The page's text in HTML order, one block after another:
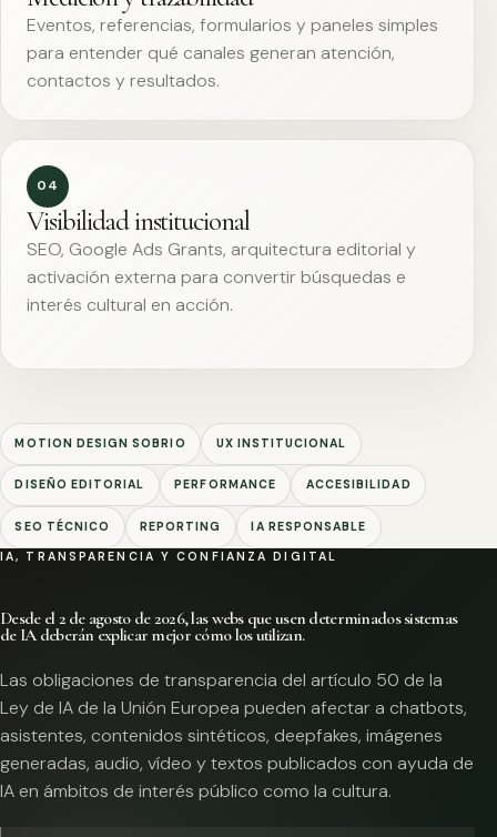
Eventos, referencias, formularios y paneles simples
para entender qué canales generan atención,
contactos y resultados.
04
Visibilidad institucional
SEO, Google Ads Grants, arquitectura editorial y
activación externa para convertir búsquedas e
interés cultural en acción.
MOTION DESIGN SOBRIO UX INSTITUCIONAL
DISEÑO EDITORIAL PERFORMANCE ACCESIBILIDAD
SEO TÉCNICO REPORTING IA RESPONSABLE
IA, TRANSPARENCIA Y CONFIANZA DIGITAL
Desde el 2 de agosto de 2026, las webs que usen determinados sistemas
de IA deberán explicar mejor cómo los utilizan.
Las obligaciones de transparencia del artículo 50 de la
Ley de IA de la Unión Europea pueden afectar a chatbots,
asistentes, contenidos sintéticos, deepfakes, imágenes
generadas, audio, vídeo y textos publicados con ayuda de
IA en ámbitos de interés público como la cultura.